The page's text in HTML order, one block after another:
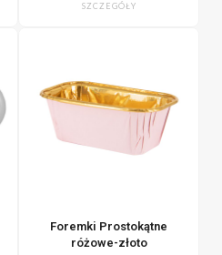
SZCZEGÓŁY
Foremki Prostokątne
różowe-złoto